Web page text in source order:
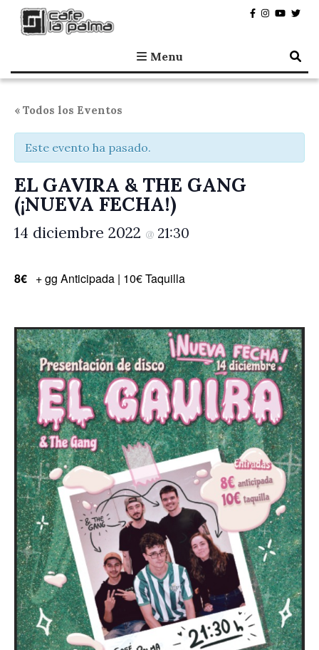
Café la Palma
Programando música en directo en Madrid, desde 1995.
Menu
« Todos los Eventos
Este evento ha pasado.
EL GAVIRA & THE GANG
(¡NUEVA FECHA!)
14 diciembre 2022 @ 21:30
8€ + gg Anticipada | 10€ Taquilla